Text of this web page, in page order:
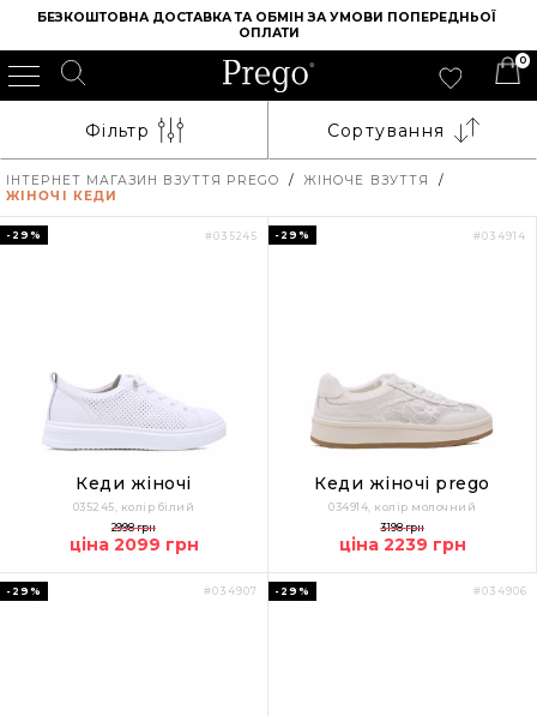
БЕЗКОШТОВНА ДОСТАВКА ТА ОБМІН ЗА УМОВИ ПОПЕРЕДНЬОЇ
ОПЛАТИ
0
Фільтр Сортування
ІНТЕРНЕТ МАГАЗИН ВЗУТТЯ PREGO / ЖІНОЧЕ ВЗУТТЯ
/
ЖІНОЧІ КЕДИ
#035245
-29%
Кеди жіночі
035245, колір білий
2998 грн
ціна 2099 грн
#034914
-29%
Кеди жіночі prego
034914, колір молочний
3198 грн
ціна 2239 грн
#034907
-29% #034906
-29%